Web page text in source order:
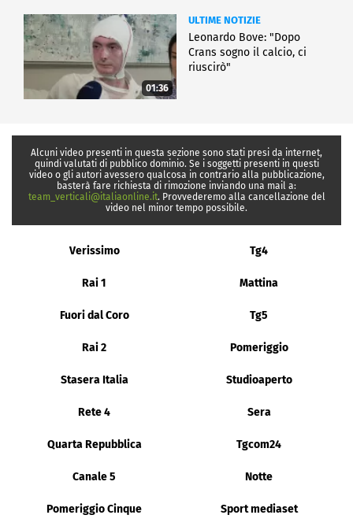
01:36
ULTIME NOTIZIE
Leonardo Bove: "Dopo
Crans sogno il calcio, ci
riuscirò"
Alcuni video presenti in questa sezione sono stati presi da internet,
quindi valutati di pubblico dominio. Se i soggetti presenti in questi
video o gli autori avessero qualcosa in contrario alla pubblicazione,
basterà fare richiesta di rimozione inviando una mail a:
team_verticali@italiaonline.it. Provvederemo alla cancellazione del
video nel minor tempo possibile.
Verissimo Tg4
Rai 1 Mattina
Fuori dal Coro Tg5
Rai 2 Pomeriggio
Stasera Italia Studioaperto
Rete 4 Sera
Quarta Repubblica Tgcom24
Canale 5 Notte
Pomeriggio Cinque Sport mediaset